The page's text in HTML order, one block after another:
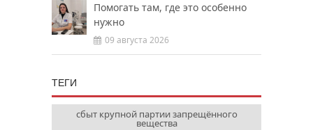
Помогать там, где это особенно
нужно
09 августа 2026
ТЕГИ
сбыт крупной партии запрещённого
вещества